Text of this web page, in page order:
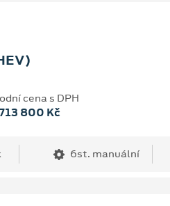
cena s DPH
800 Kč
6st. manuální